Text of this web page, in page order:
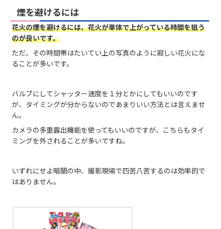
煙を避けるには
花火の煙を避けるには、花火が単体で上がっている時間を狙う
のが良いです。
ただ、その時間帯はたいてい上の写真のように寂しい花火にな
ることが多いです。
バルブにしてシャッター速度を１分とかにしてもいいのです
が、タイミングが分からないのであまりいい方法とは言えませ
ん。
カメラの多重露出機能を使ってもいいのですが、こちらもタイ
ミングを外されることが多いですね。
いずれにせよ暗闇の中、撮影現場で四苦八苦するのは効率的で
はありません。